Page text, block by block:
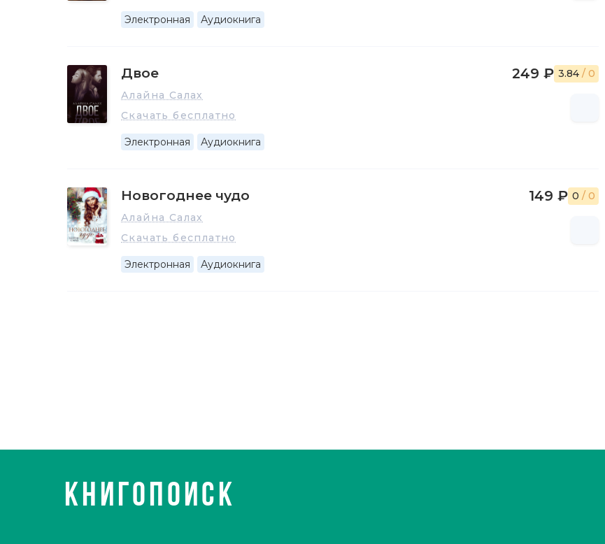
Электронная Аудиокнига
Двое
Алайна Салах
Скачать бесплатно
Электронная Аудиокнига
249 ₽ 3.84 / 0
Новогоднее чудо
Алайна Салах
Скачать бесплатно
Электронная Аудиокнига
149 ₽ 0 / 0
КНИГОПОИСК